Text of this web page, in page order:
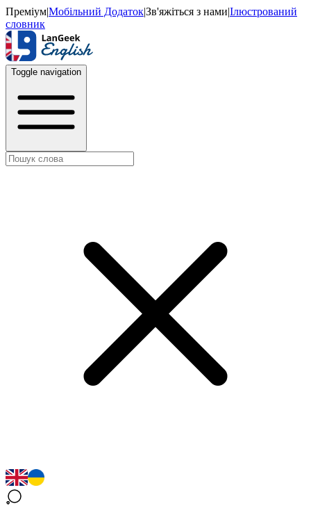
Преміум|Мобільний Додаток|Зв'яжіться з нами|Ілюстрований
словник
Toggle navigation